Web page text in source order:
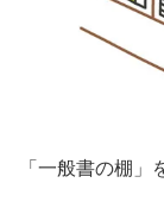
「一般書の棚」